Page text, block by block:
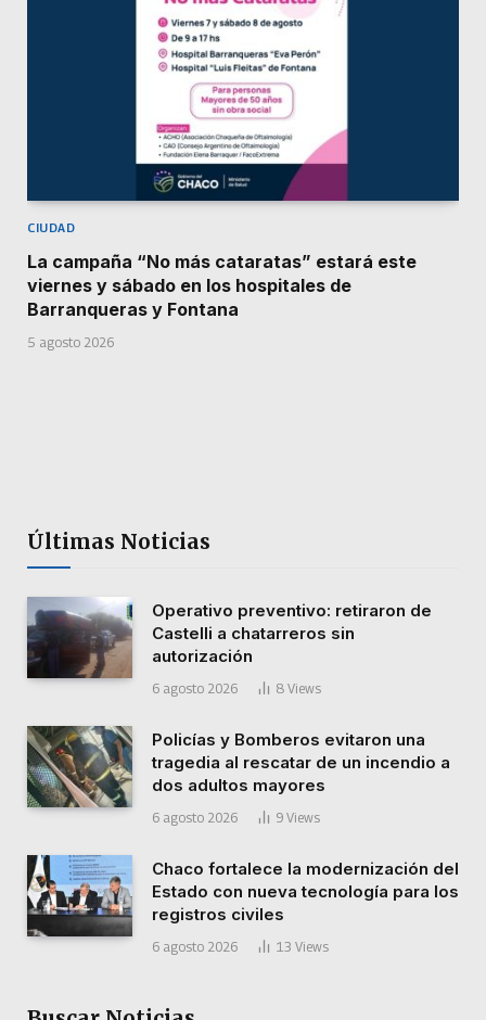
CIUDAD
La campaña “No más cataratas” estará este
viernes y sábado en los hospitales de
Barranqueras y Fontana
5 agosto 2026
Últimas Noticias
Operativo preventivo: retiraron de
Castelli a chatarreros sin
autorización
6 agosto 2026 8 Views
Policías y Bomberos evitaron una
tragedia al rescatar de un incendio a
dos adultos mayores
6 agosto 2026 9 Views
Chaco fortalece la modernización del
Estado con nueva tecnología para los
registros civiles
6 agosto 2026 13 Views